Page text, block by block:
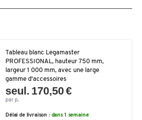
Tableau blanc Legamaster
PROFESSIONAL, hauteur 750 mm,
largeur 1 000 mm, avec une large
gamme d'accessoires
seul. 170,50 €
par p.
Délai de livraison : dans 1 semaine